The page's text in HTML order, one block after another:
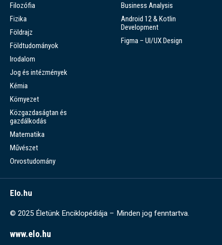
Filozófia
Fizika
Földrajz
Földtudományok
Irodalom
Jog és intézmények
Kémia
Környezet
Közgazdaságtan és
gazdálkodás
Matematika
Művészet
Orvostudomány
Business Analysis
Android 12 & Kotlin
Development
Figma – UI/UX Design
Elo.hu
© 2025 Életünk Enciklopédiája – Minden jog fenntartva.
www.elo.hu